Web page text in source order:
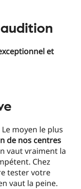
et
Le moyen le plus
de nos centres
vaut vraiment la
Chez
tester votre
vaut la peine.